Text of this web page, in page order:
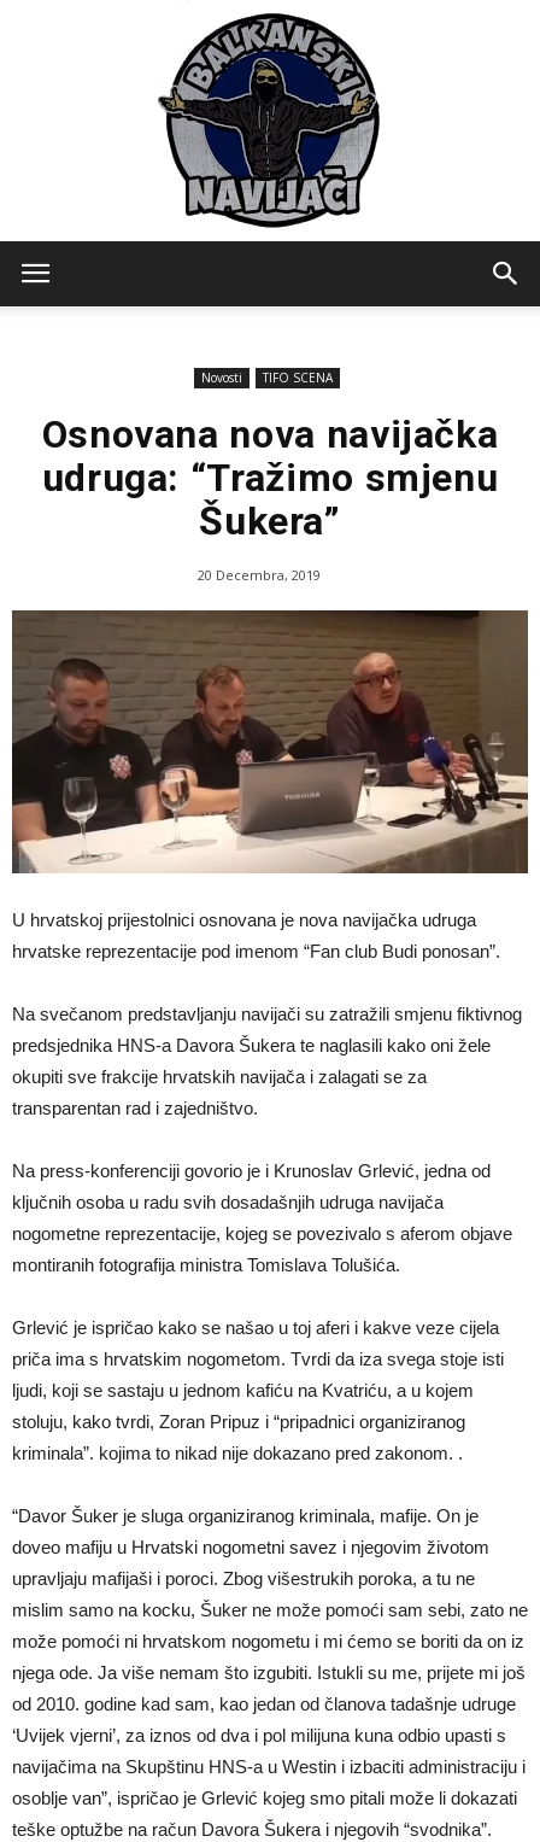
Novosti TIFO SCENA
Osnovana nova navijačka
udruga: “Tražimo smjenu
Šukera”
20 Decembra, 2019
U hrvatskoj prijestolnici osnovana je nova navijačka udruga
hrvatske reprezentacije pod imenom “Fan club Budi ponosan”.
Na svečanom predstavljanju navijači su zatražili smjenu fiktivnog
predsjednika HNS-a Davora Šukera te naglasili kako oni žele
okupiti sve frakcije hrvatskih navijača i zalagati se za
transparentan rad i zajedništvo.
Na press-konferenciji govorio je i Krunoslav Grlević, jedna od
ključnih osoba u radu svih dosadašnjih udruga navijača
nogometne reprezentacije, kojeg se povezivalo s aferom objave
montiranih fotografija ministra Tomislava Tolušića.
Grlević je ispričao kako se našao u toj aferi i kakve veze cijela
priča ima s hrvatskim nogometom. Tvrdi da iza svega stoje isti
ljudi, koji se sastaju u jednom kafiću na Kvatriću, a u kojem
stoluju, kako tvrdi, Zoran Pripuz i “pripadnici organiziranog
kriminala”. kojima to nikad nije dokazano pred zakonom. .
“Davor Šuker je sluga organiziranog kriminala, mafije. On je
doveo mafiju u Hrvatski nogometni savez i njegovim životom
upravljaju mafijaši i poroci. Zbog višestrukih poroka, a tu ne
mislim samo na kocku, Šuker ne može pomoći sam sebi, zato ne
može pomoći ni hrvatskom nogometu i mi ćemo se boriti da on iz
njega ode. Ja više nemam što izgubiti. Istukli su me, prijete mi još
od 2010. godine kad sam, kao jedan od članova tadašnje udruge
‘Uvijek vjerni’, za iznos od dva i pol milijuna kuna odbio upasti s
navijačima na Skupštinu HNS-a u Westin i izbaciti administraciju i
osoblje van”, ispričao je Grlević kojeg smo pitali može li dokazati
teške optužbe na račun Davora Šukera i njegovih “svodnika”.